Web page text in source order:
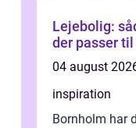
Lejebolig:
der passer
04 august
inspiration
Bornholm har